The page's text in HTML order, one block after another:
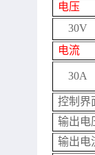
电压
30V
电流
30A
控制界
输出电
输出电